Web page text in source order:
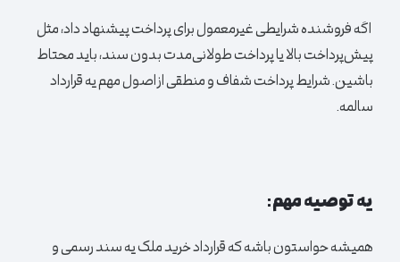
اگه فروشنده شرایطی غیرمعمول برای پرداخت پیشنهاد داد، مثل
پیش‌پرداخت بالا یا پرداخت طولانی‌مدت بدون سند، باید محتاط
باشین. شرایط پرداخت شفاف و منطقی از اصول مهم یه قرارداد
سالمه.
یه توصیه مهم:
همیشه حواستون باشه که قرارداد خرید ملک یه سند رسمی و